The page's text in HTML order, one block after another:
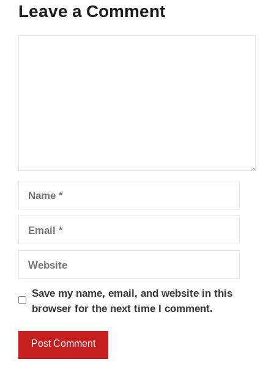
Leave a Comment
Comment
Name
Email
Website
Save my name, email, and website in this
browser for the next time I comment.